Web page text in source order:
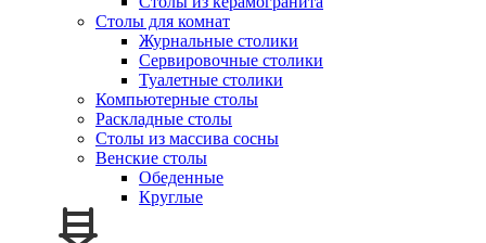
Столы для комнат
Журнальные столики
Сервировочные столики
Туалетные столики
Компьютерные столы
Раскладные столы
Столы из массива сосны
Венские столы
Обеденные
Круглые